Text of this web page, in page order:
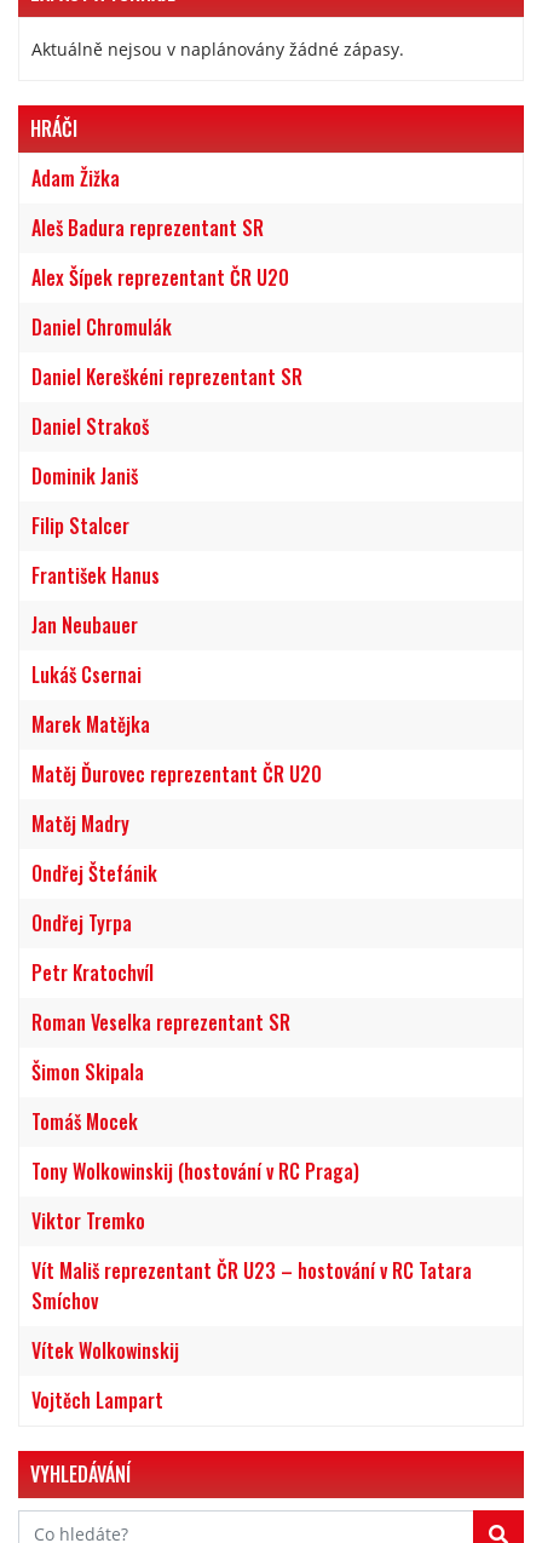
Aktuálně nejsou v naplánovány žádné zápasy.
HRÁČI
Adam Žižka
Aleš Badura reprezentant SR
Alex Šípek reprezentant ČR U20
Daniel Chromulák
Daniel Kereškéni reprezentant SR
Daniel Strakoš
Dominik Janiš
Filip Stalcer
František Hanus
Jan Neubauer
Lukáš Csernai
Marek Matějka
Matěj Ďurovec reprezentant ČR U20
Matěj Madry
Ondřej Štefánik
Ondřej Tyrpa
Petr Kratochvíl
Roman Veselka reprezentant SR
Šimon Skipala
Tomáš Mocek
Tony Wolkowinskij (hostování v RC Praga)
Viktor Tremko
Vít Mališ reprezentant ČR U23 – hostování v RC Tatara
Smíchov
Vítek Wolkowinskij
Vojtěch Lampart
VYHLEDÁVÁNÍ